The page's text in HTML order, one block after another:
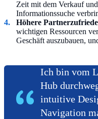
Zeit mit dem Verkauf
Informationssuche
Höhere
wichtigen Ressourcen
Geschäft auszubauen,
Ich bin vom
Hub
intuitive
Navigation